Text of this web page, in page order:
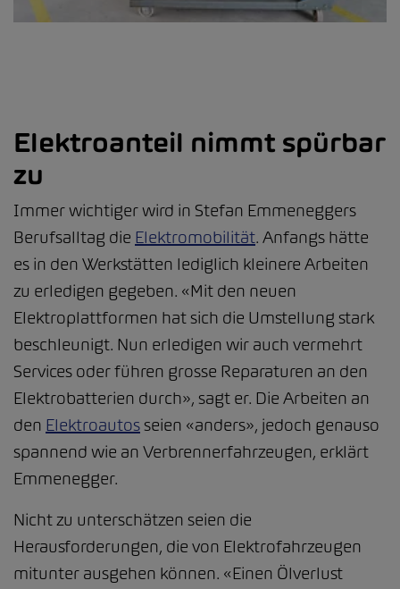
Elektroanteil nimmt spürbar
zu
Immer wichtiger wird in Stefan Emmeneggers
Berufsalltag die Elektromobilität. Anfangs hätte
es in den Werkstätten lediglich kleinere Arbeiten
zu erledigen gegeben. «Mit den neuen
Elektroplattformen hat sich die Umstellung stark
beschleunigt. Nun erledigen wir auch vermehrt
Services oder führen grosse Reparaturen an den
Elektrobatterien durch», sagt er. Die Arbeiten an
den Elektroautosseien «anders», jedoch genauso
spannend wie an Verbrennerfahrzeugen, erklärt
Emmenegger.
Nicht zu unterschätzen seien die
Herausforderungen, die von Elektrofahrzeugen
mitunter ausgehen können. «Einen Ölverlust